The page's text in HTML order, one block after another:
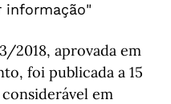
informação"
2018, aprovada em
foi publicada a 15
em